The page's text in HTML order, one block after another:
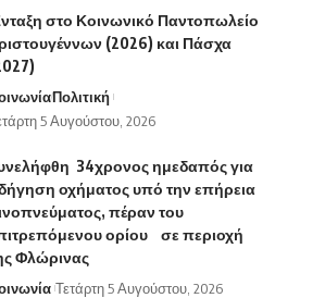
στο Κοινωνικό Παντοπωλείο
(2026) και Πάσχα
Πολιτική
5 Αυγούστου, 2026
34χρονος ημεδαπός για
οχήματος υπό την επήρεια
πέραν του
ορίου σε περιοχή
Φλώρινας
Τετάρτη 5 Αυγούστου, 2026